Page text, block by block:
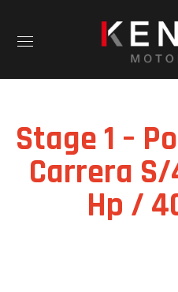
Stage 1 –
Carrera
Hp /